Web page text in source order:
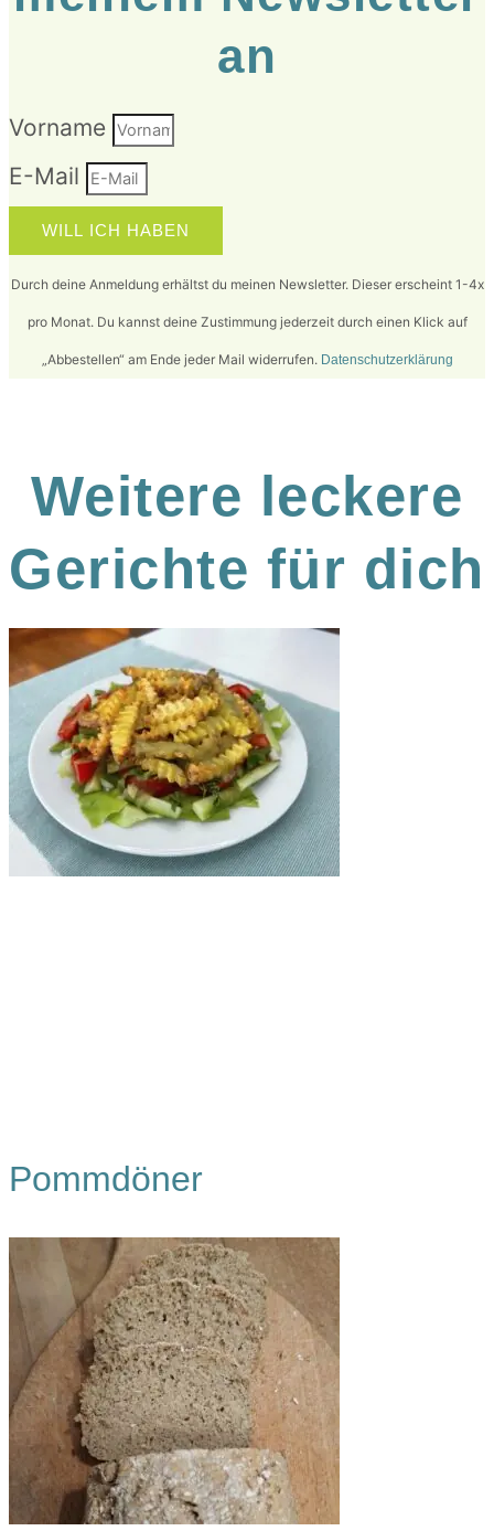
an
Vorname
E-Mail
WILL ICH HABEN
Durch deine Anmeldung erhältst du meinen Newsletter. Dieser erscheint 1-4x
pro Monat. Du kannst deine Zustimmung jederzeit durch einen Klick auf
„Abbestellen“ am Ende jeder Mail widerrufen. Datenschutzerklärung
Weitere leckere
Gerichte für dich
Pommdöner